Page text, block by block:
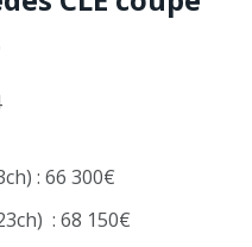
: 66 300€
: 68 150€